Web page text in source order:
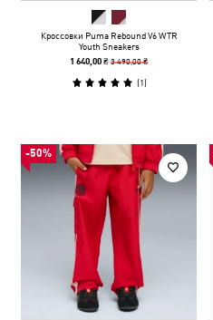
Кроссовки Puma Rebound V6 WTR
Youth Sneakers
1 640,00 ₴3 490,00 ₴
(1)
-50%